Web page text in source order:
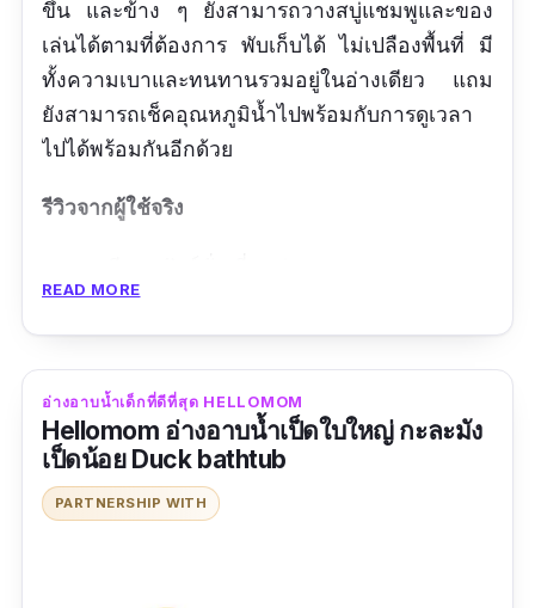
ขึ้น และข้าง ๆ ยังสามารถวางสบู่แชมพูและของ
เล่นได้ตามที่ต้องการ พับเก็บได้ ไม่เปลืองพื้นที่ มี
ทั้งความเบาและทนทานรวมอยู่ในอ่างเดียว แถม
ยังสามารถเช็คอุณหภูมิน้ำไปพร้อมกับการดูเวลา
ไปได้พร้อมกันอีกด้วย
รีวิวจากผู้ใช้จริง
ฟังก์ชั่นเยอะ
พลาสติกคุณภาพเยี่ยม ทนทาน
ข้อเสีย
READ MORE
อ่างอาบน้ำเด็กที่ดีที่สุด HELLOMOM
Hellomom อ่างอาบน้ำเป็ดใบใหญ่ กะละมัง
เป็ดน้อย Duck bathtub
PARTNERSHIP WITH